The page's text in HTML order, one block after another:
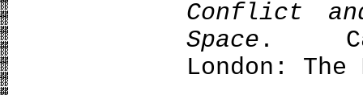
Conflict
Space .
London: